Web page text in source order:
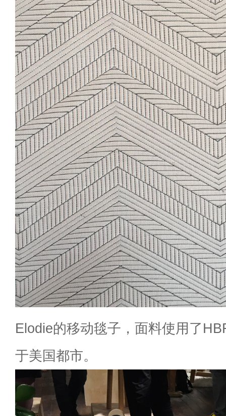
Elodie的移动毯子，面料使用了
于美国都市。